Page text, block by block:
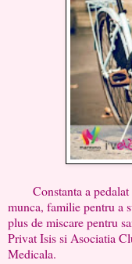
Constanta a pedalat
munca, familie pentru a
plus de miscare pentru
Privat Isis si Asociatia
Medicala.